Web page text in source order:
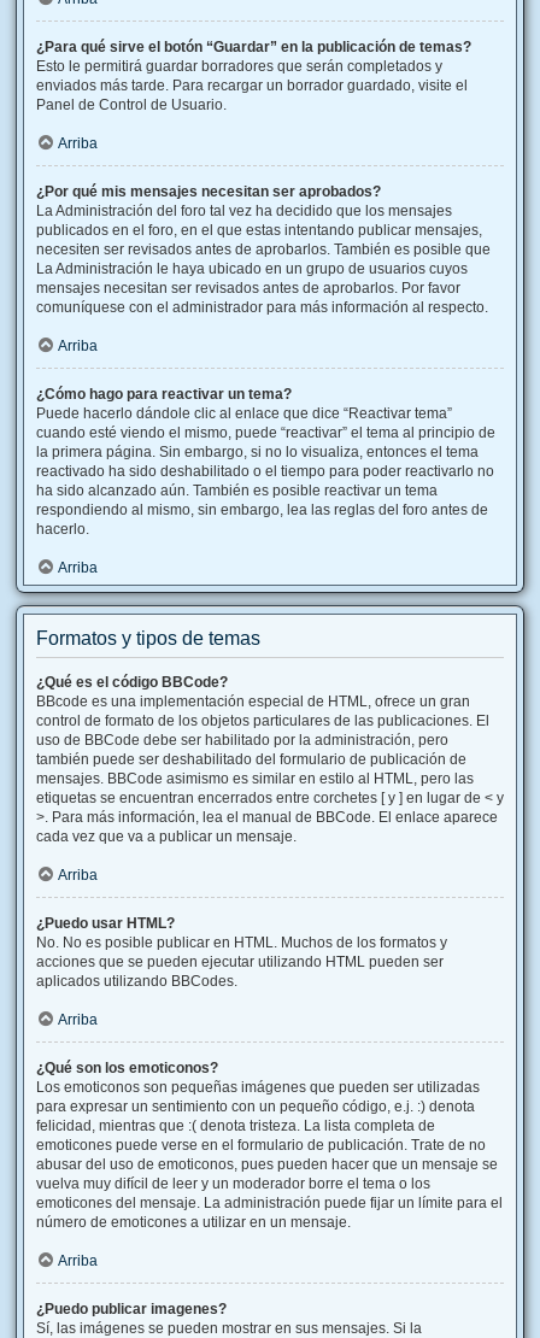
¿Para qué sirve el botón “Guardar” en la publicación de temas?
Esto le permitirá guardar borradores que serán completados y
enviados más tarde. Para recargar un borrador guardado, visite el
Panel de Control de Usuario.
Arriba
¿Por qué mis mensajes necesitan ser aprobados?
La Administración del foro tal vez ha decidido que los mensajes
publicados en el foro, en el que estas intentando publicar mensajes,
necesiten ser revisados antes de aprobarlos. También es posible que
La Administración le haya ubicado en un grupo de usuarios cuyos
mensajes necesitan ser revisados antes de aprobarlos. Por favor
comuníquese con el administrador para más información al respecto.
Arriba
¿Cómo hago para reactivar un tema?
Puede hacerlo dándole clic al enlace que dice “Reactivar tema”
cuando esté viendo el mismo, puede “reactivar” el tema al principio de
la primera página. Sin embargo, si no lo visualiza, entonces el tema
reactivado ha sido deshabilitado o el tiempo para poder reactivarlo no
ha sido alcanzado aún. También es posible reactivar un tema
respondiendo al mismo, sin embargo, lea las reglas del foro antes de
hacerlo.
Arriba
Formatos y tipos de temas
¿Qué es el código BBCode?
BBcode es una implementación especial de HTML, ofrece un gran
control de formato de los objetos particulares de las publicaciones. El
uso de BBCode debe ser habilitado por la administración, pero
también puede ser deshabilitado del formulario de publicación de
mensajes. BBCode asimismo es similar en estilo al HTML, pero las
etiquetas se encuentran encerrados entre corchetes [ y ] en lugar de < y
>. Para más información, lea el manual de BBCode. El enlace aparece
cada vez que va a publicar un mensaje.
Arriba
¿Puedo usar HTML?
No. No es posible publicar en HTML. Muchos de los formatos y
acciones que se pueden ejecutar utilizando HTML pueden ser
aplicados utilizando BBCodes.
Arriba
¿Qué son los emoticonos?
Los emoticonos son pequeñas imágenes que pueden ser utilizadas
para expresar un sentimiento con un pequeño código, e.j. :) denota
felicidad, mientras que :( denota tristeza. La lista completa de
emoticones puede verse en el formulario de publicación. Trate de no
abusar del uso de emoticonos, pues pueden hacer que un mensaje se
vuelva muy difícil de leer y un moderador borre el tema o los
emoticones del mensaje. La administración puede fijar un límite para el
número de emoticones a utilizar en un mensaje.
Arriba
¿Puedo publicar imagenes?
Sí, las imágenes se pueden mostrar en sus mensajes. Si la